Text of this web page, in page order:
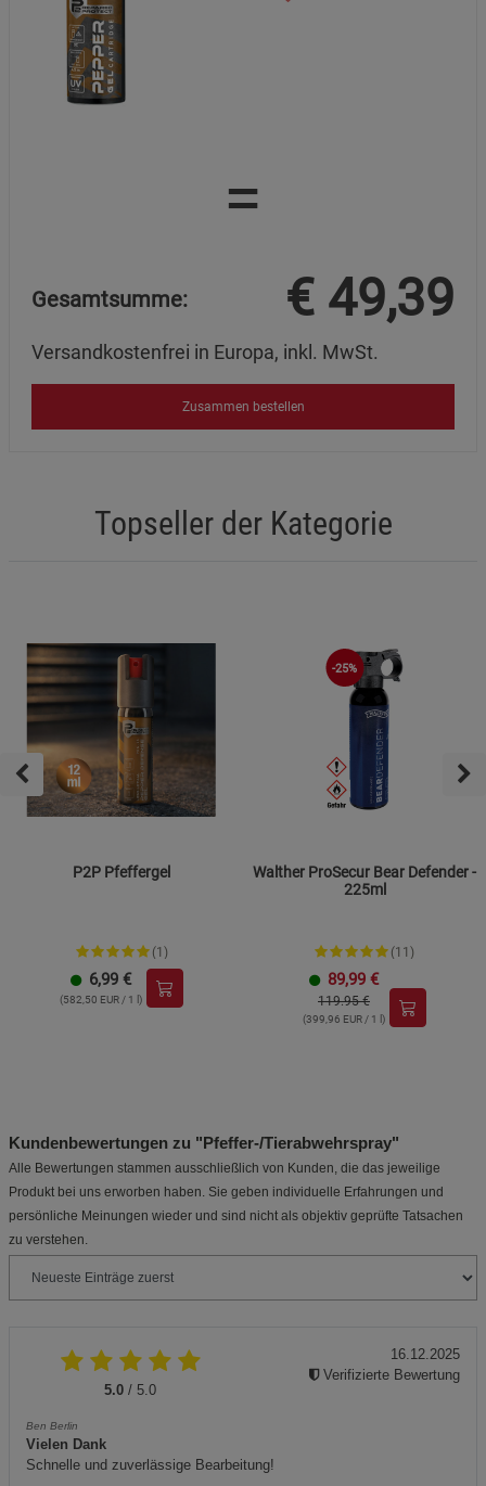
=
Gesamtsumme: € 49,39
Versandkostenfrei in Europa, inkl. MwSt.
Zusammen bestellen
Topseller der Kategorie
P2P Pfeffergel
(1)
6,99 €
(582,50 EUR / 1 l)
-25%
Walther ProSecur Bear Defender -
225ml
(11)
89,99 €
119.95 €
(399,96 EUR / 1 l)
Kundenbewertungen zu "Pfeffer-/Tierabwehrspray"
Alle Bewertungen stammen ausschließlich von Kunden, die das jeweilige
Produkt bei uns erworben haben. Sie geben individuelle Erfahrungen und
persönliche Meinungen wieder und sind nicht als objektiv geprüfte Tatsachen
zu verstehen.
5.0 / 5.0
Ben Berlin
Vielen Dank
Schnelle und zuverlässige Bearbeitung!
16.12.2025
Verifizierte Bewertung